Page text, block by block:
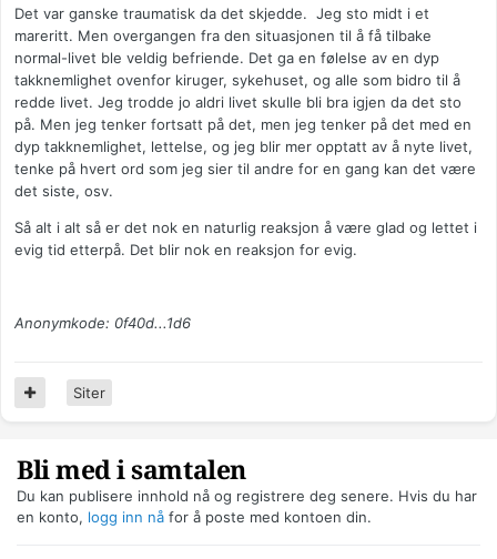
Det var ganske traumatisk da det skjedde. Jeg sto midt i et
mareritt. Men overgangen fra den situasjonen til å få tilbake
normal-livet ble veldig befriende. Det ga en følelse av en dyp
takknemlighet ovenfor kiruger, sykehuset, og alle som bidro til å
redde livet. Jeg trodde jo aldri livet skulle bli bra igjen da det sto
på. Men jeg tenker fortsatt på det, men jeg tenker på det med en
dyp takknemlighet, lettelse, og jeg blir mer opptatt av å nyte livet,
tenke på hvert ord som jeg sier til andre for en gang kan det være
det siste, osv.
Så alt i alt så er det nok en naturlig reaksjon å være glad og lettet i
evig tid etterpå. Det blir nok en reaksjon for evig.
Anonymkode: 0f40d...1d6
Siter
Bli med i samtalen
Du kan publisere innhold nå og registrere deg senere. Hvis du har
en konto, logg inn nå for å poste med kontoen din.